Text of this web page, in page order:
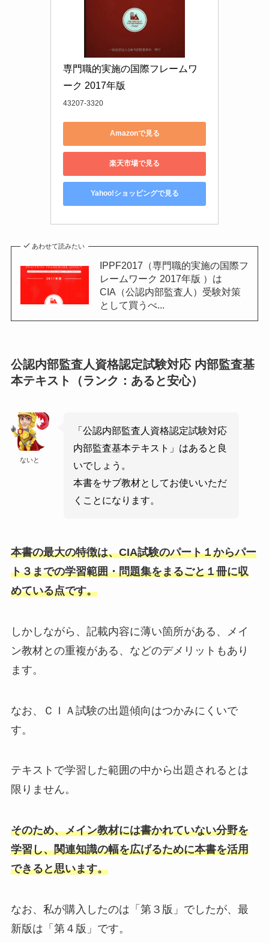
専門職的実施の国際フレームワ
ーク 2017年版
43207-3320
Amazonで見る
楽天市場で見る
Yahoo!ショッピングで見る
あわせて読みたい
IPPF2017（専門職的実施の国際フ
レームワーク 2017年版 ）は
CIA（公認内部監査人）受験対策
として買うべ...
公認内部監査人資格認定試験対応 内部監査基
本テキスト（ランク：あると安心）
ないと
「公認内部監査人資格認定試験対応
内部監査基本テキスト」はあると良
いでしょう。
本書をサブ教材としてお使いいただ
くことになります。
本書の最大の特徴は、CIA試験のパート１からパー
ト３までの学習範囲・問題集をまるごと１冊に収
めている点です。
しかしながら、記載内容に薄い箇所がある、メイ
ン教材との重複がある、などのデメリットもあり
ます。
なお、ＣＩＡ試験の出題傾向はつかみにくいで
す。
テキストで学習した範囲の中から出題されるとは
限りません。
そのため、メイン教材には書かれていない分野を
学習し、関連知識の幅を広げるために本書を活用
できると思います。
なお、私が購入したのは「第３版」でしたが、最
新版は「第４版」です。